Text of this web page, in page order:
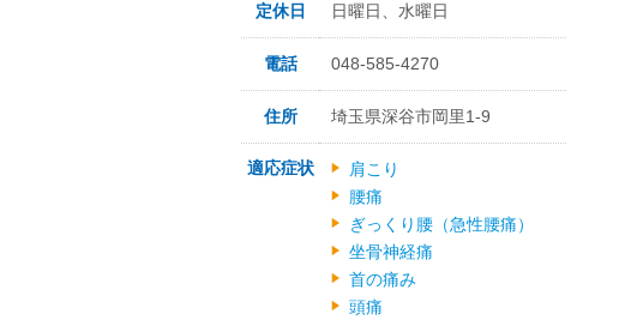
定休日 日曜日、水曜日
電話 048-585-4270
住所 埼玉県深谷市岡里1-9
適応症状
肩こり
腰痛
ぎっくり腰（急性腰痛）
坐骨神経痛
首の痛み
頭痛